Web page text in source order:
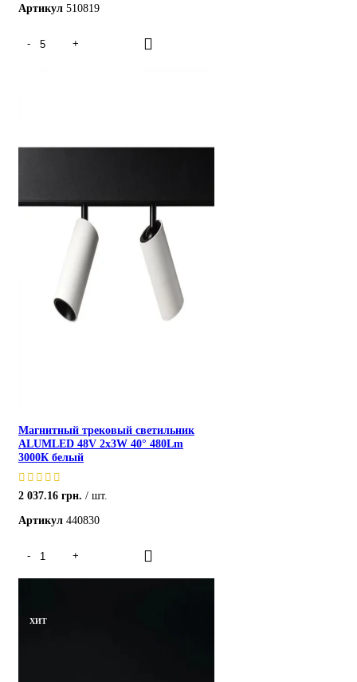
Артикул 510819
Магнитный трековый светильник
ALUMLED 48V 2x3W 40° 480Lm
3000К белый
2 037.16 грн.
шт.
Артикул 440830
ХИТ